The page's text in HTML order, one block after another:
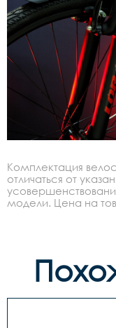
Комплектация
отличаться от
модели. Цена на